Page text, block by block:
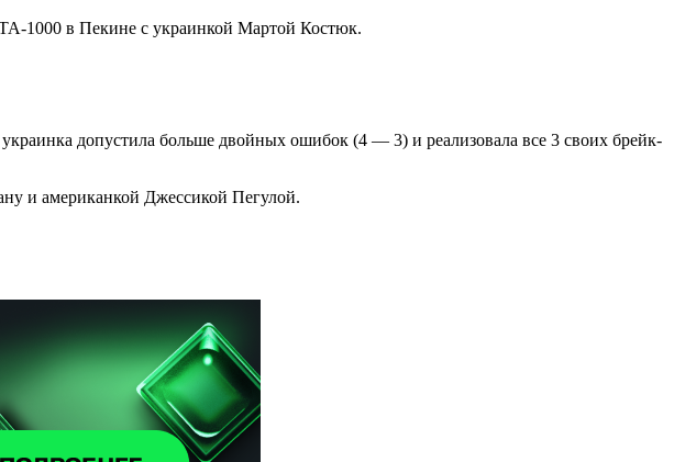
1000 в Пекине с украинкой Мартой Костюк.
допустила больше двойных ошибок (4 — 3) и реализовала все 3 своих брейк-
и американкой Джессикой Пегулой.